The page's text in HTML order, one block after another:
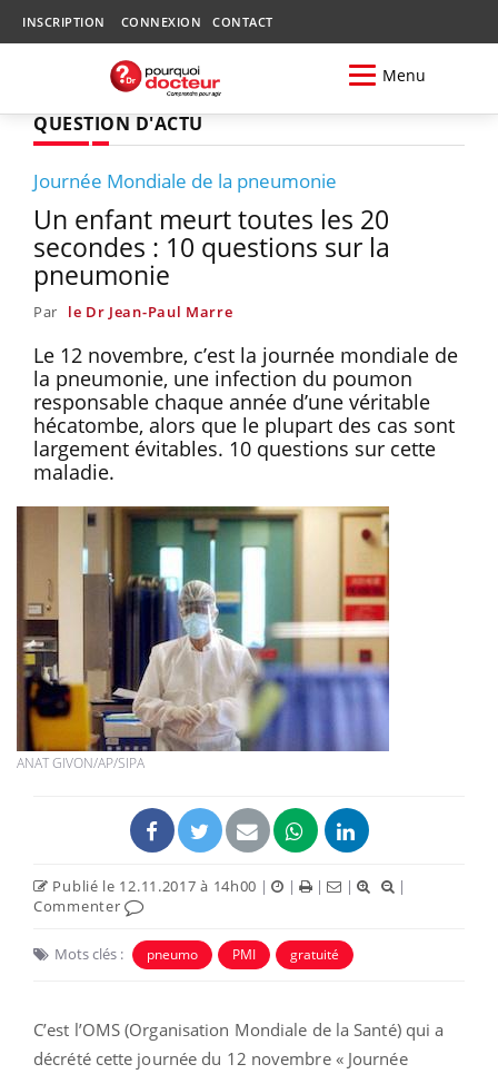
INSCRIPTION CONNEXION CONTACT
Menu
QUESTION D'ACTU
Journée Mondiale de la pneumonie
Un enfant meurt toutes les 20
secondes : 10 questions sur la
pneumonie
Par le Dr Jean-Paul Marre
Le 12 novembre, c’est la journée mondiale de
la pneumonie, une infection du poumon
responsable chaque année d’une véritable
hécatombe, alors que le plupart des cas sont
largement évitables. 10 questions sur cette
maladie.
ANAT GIVON/AP/SIPA
Publié le 12.11.2017 à 14h00 | | | |
|
Commenter
Mots clés : pneumo PMI gratuité
C’est l’OMS (Organisation Mondiale de la Santé) qui a
décrété cette journée du 12 novembre « Journée